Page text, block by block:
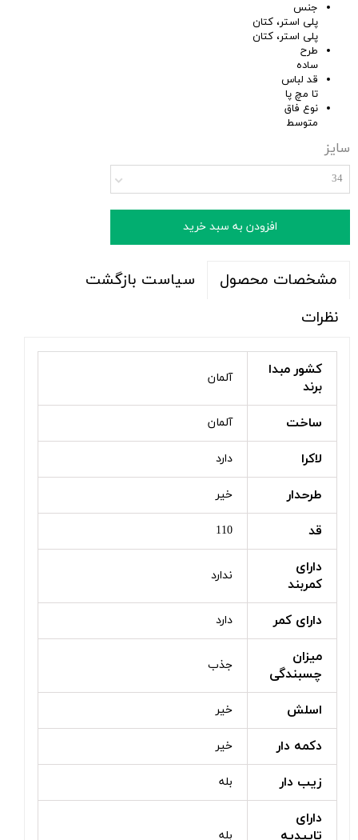
جنس
پلی استر، کتان
پلی استر، کتان
طرح
ساده
قد لباس
تا مچ پا
نوع فاق
متوسط
سایز
34
افزودن به سبد خرید
مشخصات محصول
سیاست بازگشت
نظرات
کشور مبدا
برند
آلمان
ساخت آلمان
لاکرا دارد
طرحدار خیر
قد 110
دارای
کمربند
ندارد
دارای کمر دارد
میزان
چسبندگی
جذب
اسلش خیر
دکمه دار خیر
زیب دار بله
دارای
تاییدیه
بله